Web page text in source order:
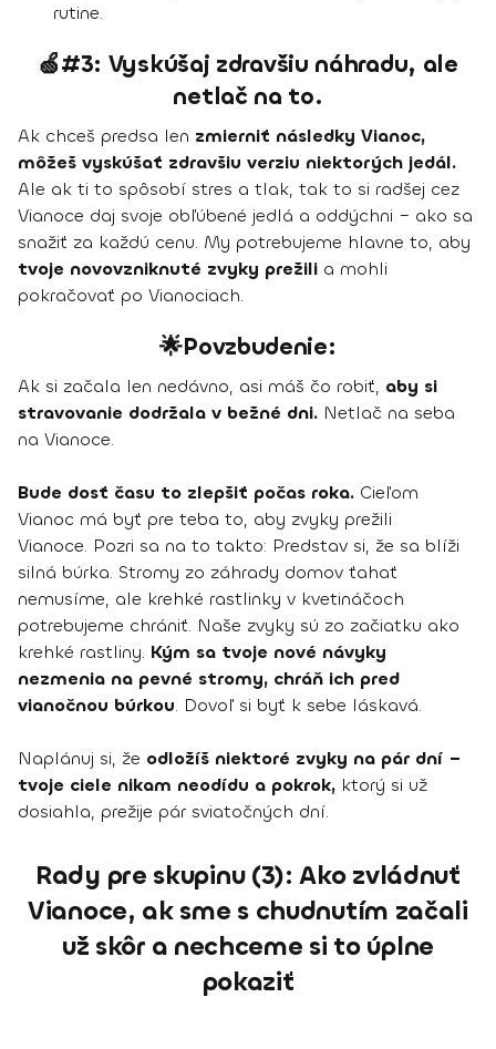
rutine.
🍏#3: Vyskúšaj zdravšiu náhradu, ale
netlač na to.
Ak chceš predsa len zmierniť následky Vianoc,
môžeš vyskúšať zdravšiu verziu niektorých jedál.
Ale ak ti to spôsobí stres a tlak, tak to si radšej cez
Vianoce daj svoje obľúbené jedlá a oddýchni – ako sa
snažiť za každú cenu. My potrebujeme hlavne to, aby
tvoje novovzniknuté zvyky prežili a mohli
pokračovať po Vianociach.
🌟Povzbudenie:
Ak si začala len nedávno, asi máš čo robiť, aby si
stravovanie dodržala v bežné dni. Netlač na seba
na Vianoce.
Bude dosť času to zlepšiť počas roka. Cieľom
Vianoc má byť pre teba to, aby zvyky prežili
Vianoce. Pozri sa na to takto: Predstav si, že sa blíži
silná búrka. Stromy zo záhrady domov ťahať
nemusíme, ale krehké rastlinky v kvetináčoch
potrebujeme chrániť. Naše zvyky sú zo začiatku ako
krehké rastliny. Kým sa tvoje nové návyky
nezmenia na pevné stromy, chráň ich pred
vianočnou búrkou. Dovoľ si byť k sebe láskavá.
Naplánuj si, že odložíš niektoré zvyky na pár dní –
tvoje ciele nikam neodídu a pokrok, ktorý si už
dosiahla, prežije pár sviatočných dní.
Rady pre skupinu (3): Ako zvládnuť
Vianoce, ak sme s chudnutím začali
už skôr a nechceme si to úplne
pokaziť